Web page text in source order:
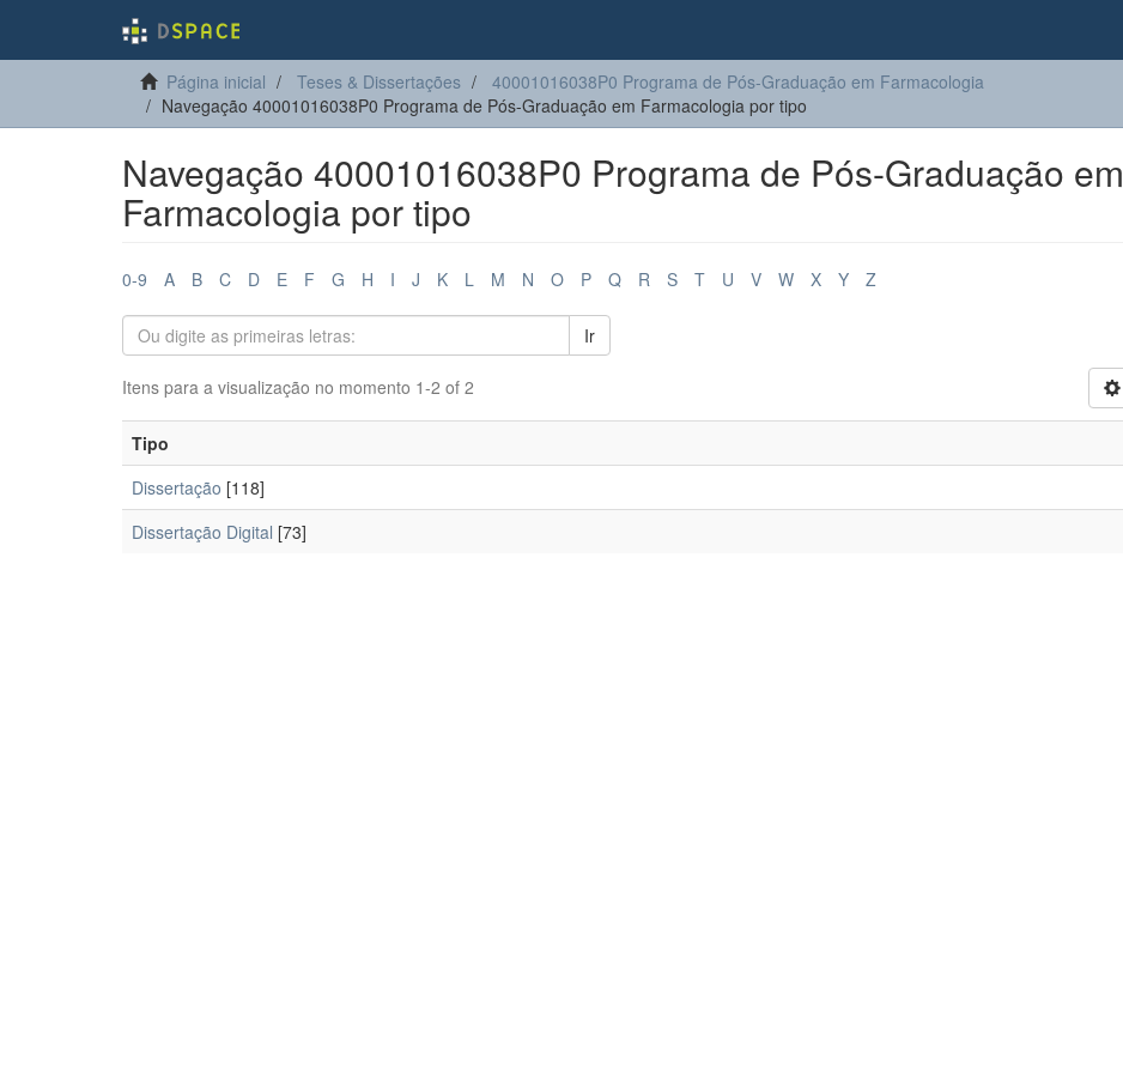
Página inicial Teses & Dissertações
40001016038P0 Programa de Pós-Graduação em Farmacologia
Navegação 40001016038P0 Programa de Pós-Graduação em Farmacologia por tipo
Navegação 40001016038P0 Programa de Pós-Graduação em
Farmacologia por tipo
0-9 A B C D E F G H I J K L M N O P Q R S T U V W X Y Z
Ir
Itens para a visualização no momento 1-2 of 2
Tipo
Dissertação [118]
Dissertação Digital [73]